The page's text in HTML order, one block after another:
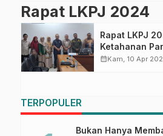
Rapat LKPJ 2024
Rapat LKPJ
Ketahanan
Persediaan
calendar_monthKam, 10 Apr
TERPOPULER
Bukan Hanya